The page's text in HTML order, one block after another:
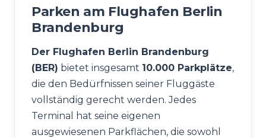
Parken am Flughafen Berlin
Brandenburg
Der Flughafen Berlin Brandenburg
(BER) bietet insgesamt 10.000 Parkplätze,
die den Bedürfnissen seiner Fluggäste
vollständig gerecht werden. Jedes
Terminal hat seine eigenen
ausgewiesenen Parkflächen, die sowohl